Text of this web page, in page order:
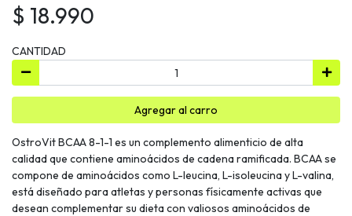
$ 18.990
CANTIDAD
Agregar al carro
OstroVit BCAA 8-1-1 es un complemento alimenticio de alta
calidad que contiene aminoácidos de cadena ramificada. BCAA se
compone de aminoácidos como L-leucina, L-isoleucina y L-valina,
está diseñado para atletas y personas físicamente activas que
desean complementar su dieta con valiosos aminoácidos de